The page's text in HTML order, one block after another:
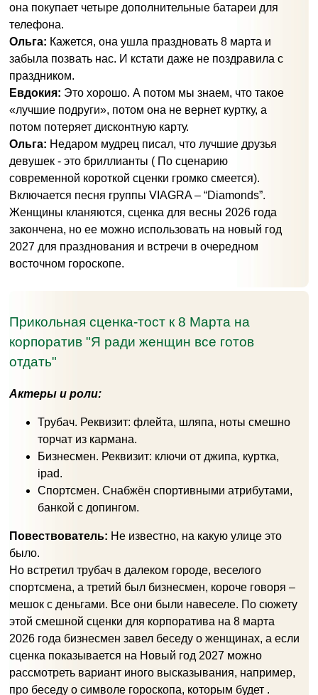
она покупает четыре дополнительные батареи для
телефона.
Ольга: Кажется, она ушла праздновать 8 марта и
забыла позвать нас. И кстати даже не поздравила с
праздником.
Евдокия: Это хорошо. А потом мы знаем, что такое
«лучшие подруги», потом она не вернет куртку, а
потом потеряет дисконтную карту.
Ольга: Недаром мудрец писал, что лучшие друзья
девушек - это бриллианты ( По сценарию
современной короткой сценки громко смеется).
Включается песня группы VIAGRA – “Diamonds”.
Женщины кланяются, сценка для весны 2026 года
закончена, но ее можно использовать на новый год
2027 для празднования и встречи в очередном
восточном гороскопе.
Прикольная сценка-тост к 8 Марта на
корпоратив "Я ради женщин все готов
отдать"
Актеры и роли:
Трубач. Реквизит: флейта, шляпа, ноты смешно
торчат из кармана.
Бизнесмен. Реквизит: ключи от джипа, куртка,
ipad.
Спортсмен. Снабжён спортивными атрибутами,
банкой с допингом.
Повествователь: Не известно, на какую улице это
было.
Но встретил трубач в далеком городе, веселого
спортсмена, а третий был бизнесмен, короче говоря –
мешок с деньгами. Все они были навеселе. По сюжету
этой смешной сценки для корпоратива на 8 марта
2026 года бизнесмен завел беседу о женщинах, а если
сценка показывается на Новый год 2027 можно
рассмотреть вариант иного высказывания, например,
про беседу о символе гороскопа, которым будет .